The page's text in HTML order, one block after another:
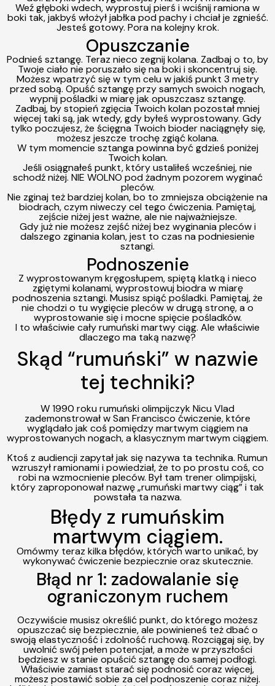
Weź głęboki wdech,wyprostuj pierś i wciśnij ramiona w
boki tak, jakbyś włożył jabłka pod pachy i chciał je zgnieść.
Jesteś gotowy. Pora na kolejny krok.
Opuszczanie
Podnieś sztangę. Teraz nieco zegnij kolana. Zadbaj o to, by
Twoje ciało nie poruszało się na boki i skoncentruj się.
Możesz wpatrzyć się w tym celu w jakiś punkt 3 metry
przed sobą. Opuść sztangę przy samych swoich nogach,
wypnij pośladki w miarę jak opuszczasz sztangę.
Zadbaj, by stopień zgięcia Twoich kolan pozostał mniej
więcej taki są, jak wtedy, gdy byłeś wyprostowany. Gdy
tylko poczujesz, że ścięgna Twoich bioder naciągnęły się,
możesz jeszcze trochę zgiąć kolana.
W tym momencie sztanga powinna być gdzieś poniżej
Twoich kolan.
Jeśli osiągnałeś punkt, który ustaliłeś wcześniej, nie
schodź niżej. NIE WOLNO pod żadnym pozorem wyginać
pleców.
Nie zginaj też bardziej kolan, bo to zmniejsza obciążenie na
biodrach, czym niweczy cel tego ćwiczenia. Pamiętaj,
zejście niżej jest ważne, ale nie najważniejsze.
Gdy już nie możesz zejść niżej bez wyginania pleców i
dalszego zginania kolan, jest to czas na podniesienie
sztangi.
Podnoszenie
Z wyprostowanym kręgosłupem, spiętą klatką i nieco
zgiętymi kolanami,wyprostowuj biodra w miarę
podnoszenia sztangi. Musisz spiąć pośladki. Pamiętaj, że
nie chodzi o tu wygięcie pleców w drugą stronę, a o
wyprostowanie się i mocne spięcie pośladków.
I to właściwie cały rumuński martwy ciąg. Ale właściwie
dlaczego ma taką nazwę?
Skąd “rumuński” w nazwie
tej techniki?
W1990 roku rumuński olimpijczyk Nicu Vlad
zademonstrował w San Francisco ćwiczenie, które
wyglądało jak coś pomiędzy martwym ciągiem na
wyprostowanych nogach, a klasycznym martwym ciągiem.
Ktoś z audiencji zapytał jak się nazywa ta technika. Rumun
wzruszył ramionami i powiedział, że to po prostu coś,co
robi na wzmocnienie pleców. Był tam trener olimpijski,
który zaproponował nazwę „rumuński martwy ciąg” i tak
powstała ta nazwa.
Błędy z rumuńskim
martwym ciągiem.
Omówmy teraz kilka błędów, których warto unikać, by
wykonywać ćwiczenie bezpiecznie oraz skutecznie.
Błąd nr 1: zadowalanie się
ograniczonym ruchem
Oczywiście musisz określić punkt, do którego możesz
opuszczać się bezpiecznie, ale powinieneś też dbać o
swoją elastyczność i zdolność ruchową. Rozciągaj się,by
uwolnić swój pełen potencjał, a może w przyszłości
będziesz w stanie opuścić sztangę do samej podłogi.
Właściwie zamiast starać się podnosić coraz więcej,
możesz postawić sobie za cel podnoszenie coraz niżej.